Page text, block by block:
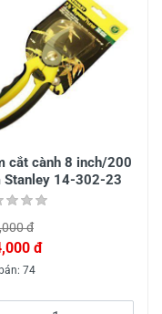
cắt cành 8 inch/200
Stanley 14-302-23
đ
đ
74